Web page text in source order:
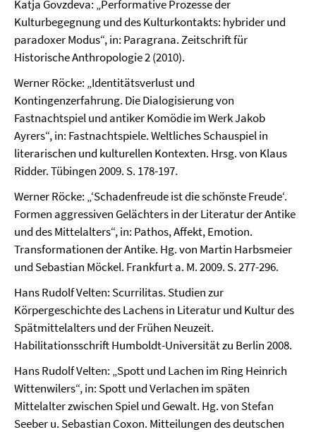
Katja Govzdeva: „Performative Prozesse der
Kulturbegegnung und des Kulturkontakts: hybrider und
paradoxer Modus“, in: Paragrana. Zeitschrift für
Historische Anthropologie 2 (2010).
Werner Röcke: „Identitätsverlust und
Kontingenzerfahrung. Die Dialogisierung von
Fastnachtspiel und antiker Komödie im Werk Jakob
Ayrers“, in: Fastnachtspiele. Weltliches Schauspiel in
literarischen und kulturellen Kontexten. Hrsg. von Klaus
Ridder. Tübingen 2009. S. 178-197.
Werner Röcke: „‘Schadenfreude ist die schönste Freude‘.
Formen aggressiven Gelächters in der Literatur der Antike
und des Mittelalters“, in: Pathos, Affekt, Emotion.
Transformationen der Antike. Hg. von Martin Harbsmeier
und Sebastian Möckel. Frankfurt a. M. 2009. S. 277-296.
Hans Rudolf Velten: Scurrilitas. Studien zur
Körpergeschichte des Lachens in Literatur und Kultur des
Spätmittelalters und der Frühen Neuzeit.
Habilitationsschrift Humboldt-Universität zu Berlin 2008.
Hans Rudolf Velten: „Spott und Lachen im Ring Heinrich
Wittenwilers“, in: Spott und Verlachen im späten
Mittelalter zwischen Spiel und Gewalt. Hg. von Stefan
Seeber u. Sebastian Coxon. Mitteilungen des deutschen